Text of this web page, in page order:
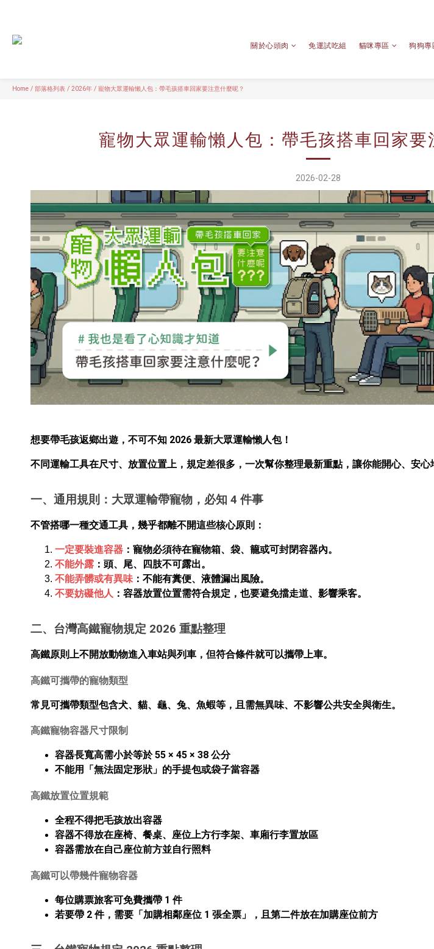
關於心頭肉 免運試吃組 貓咪專區 狗狗專
Home / 部落格列表 / 2026年 / 寵物大眾運輸懶人包：帶毛孩搭車回家要注意什麼呢？
寵物大眾運輸懶人包：帶毛孩搭車回家要
2026-02-28
想要帶毛孩返鄉出遊，不可不知 2026 最新大眾運輸懶人包！
不同運輸工具在尺寸、放置位置上，規定差很多，一次幫你整理最新重點，讓你能開心、安心
一、通用規則：大眾運輸帶寵物，必知 4 件事
不管搭哪一種交通工具，幾乎都離不開這些核心原則：
一定要裝進容器 ：寵物必須待在寵物箱、袋、籠或可封閉容器內。
不能外露 ：頭、尾、四肢不可露出。
不能弄髒或有異味：不能有糞便、液體漏出風險。
不要妨礙他人 ：容器放置位置需符合規定，也要避免擋走道、影響乘客。
二、台灣高鐵寵物規定 2026 重點整理
高鐵原則上不開放動物進入車站與列車，但符合條件就可以攜帶上車。
高鐵可攜帶的寵物類型
常見可攜帶類型包含犬、貓、龜、兔、魚蝦等，且需無異味、不影響公共安全與衛生。
高鐵寵物容器尺寸限制
容器長寬高需小於等於55 × 45 × 38 公分
不能用「無法固定形狀」的手提包或袋子當容器
高鐵放置位置規範
全程不得把毛孩放出容器
容器不得放在座椅、餐桌、座位上方行李架、車廂行李置放區
容器需放在自己座位前方並自行照料
高鐵可以帶幾件寵物容器
每位購票旅客可免費攜帶 1 件
若要帶 2 件，需要「加購相鄰座位 1 張全票」，且第二件放在加購座位前方